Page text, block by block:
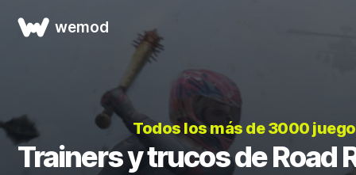
wemod
Todos los más de 3000
Trainers y trucos de Road